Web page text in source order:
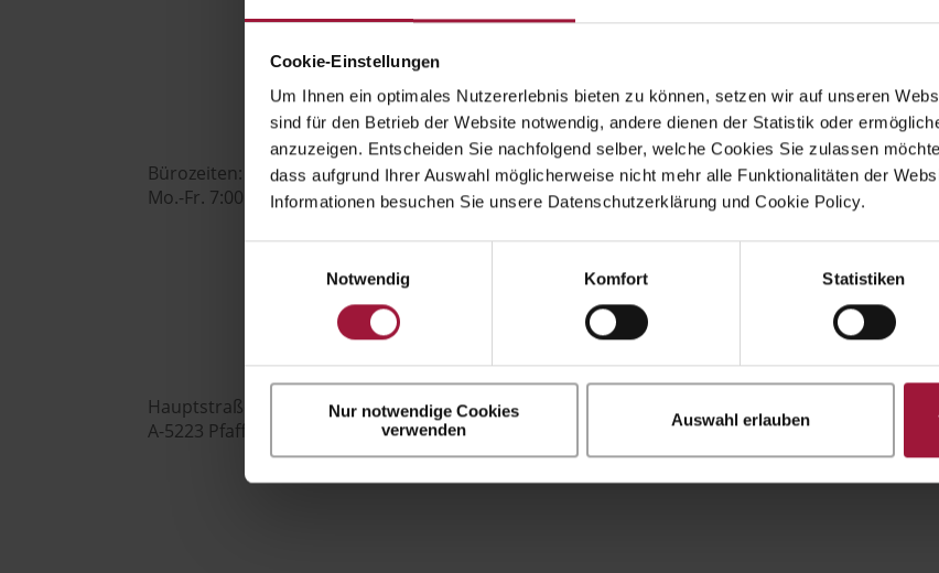
Cookie-Einstellungen
Um Ihnen ein optimales Nutzererlebnis bieten zu können, setzen wir auf unseren
sind für den Betrieb der Website notwendig, andere dienen der Statistik oder
anzuzeigen. Entscheiden Sie nachfolgend selber, welche Cookies Sie zulassen
dass aufgrund Ihrer Auswahl möglicherweise nicht mehr alle Funktionalitäten der
Informationen besuchen Sie unsere Datenschutzerklärung und Cookie Policy.
Notwendig
Komfort Statistiken
Nur notwendige Cookies
verwenden
Auswahl erlauben
office@huberslandhendl.at
Bürozeiten:
Mo.-Fr. 7:00 - 16:00 Uhr
Hubers Genusswelt
Hauptstraße 80
A-5223 Pfaffstätt